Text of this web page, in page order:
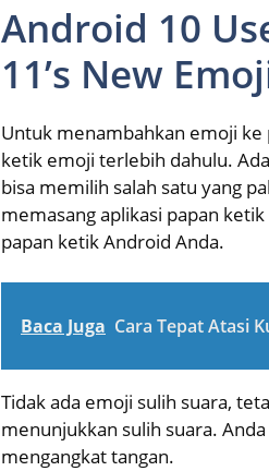
Android 10
11’s New
Untuk menambahkan emoji ke
ketik emoji terlebih dahulu.
bisa memilih salah satu yang
memasang aplikasi papan
papan ketik Android Anda.
Baca Juga Cara Tepat Atasi
Tidak ada emoji sulih suara,
menunjukkan sulih suara.
mengangkat tangan.